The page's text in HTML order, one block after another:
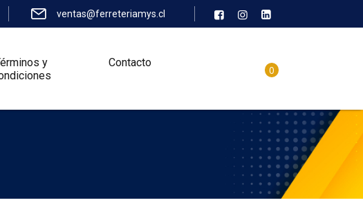
ventas@ferreteriamys.cl
y
Contacto
0